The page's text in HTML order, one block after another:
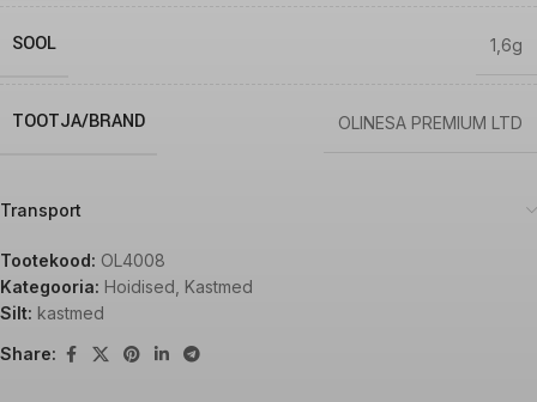
SOOL 1,6g
TOOTJA/BRAND OLINESA PREMIUM LTD
Transport
Tootekood: OL4008
Kategooria: Hoidised Kastmed
Silt: kastmed
Share: